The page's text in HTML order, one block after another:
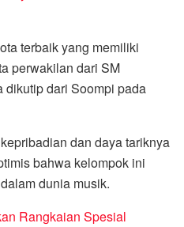
terbaik yang memiliki
perwakilan dari SM
dikutip dari Soompi pada
dan daya tariknya
bahwa kelompok ini
dunia musik.
Rangkaian Spesial